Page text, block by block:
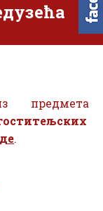
предмета
.